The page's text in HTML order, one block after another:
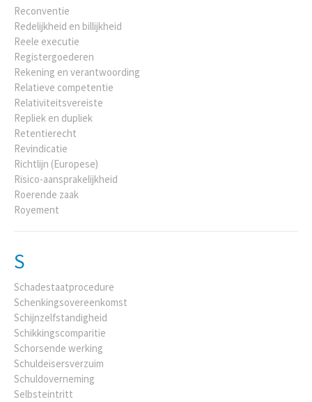
Reconventie
Redelijkheid en billijkheid
Reele executie
Registergoederen
Rekening en verantwoording
Relatieve competentie
Relativiteitsvereiste
Repliek en dupliek
Retentierecht
Revindicatie
Richtlijn (Europese)
Risico-aansprakelijkheid
Roerende zaak
Royement
S
Schadestaatprocedure
Schenkingsovereenkomst
Schijnzelfstandigheid
Schikkingscomparitie
Schorsende werking
Schuldeisersverzuim
Schuldoverneming
Selbsteintritt